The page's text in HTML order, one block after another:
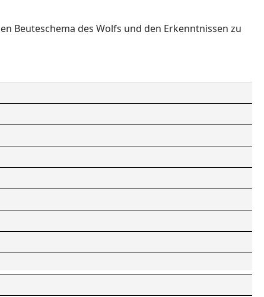
Beuteschema des Wolfs und den Erkenntnissen zu